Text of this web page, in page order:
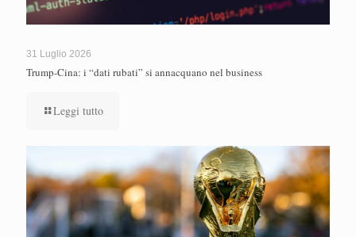
31 Luglio 2026
Trump-Cina: i “dati rubati” si annacquano nel business
Leggi tutto